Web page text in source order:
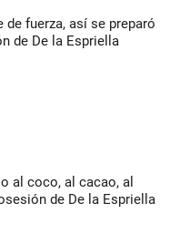
de fuerza, así se preparó
de De la Espriella
al coco, al cacao, al
de De la Espriella